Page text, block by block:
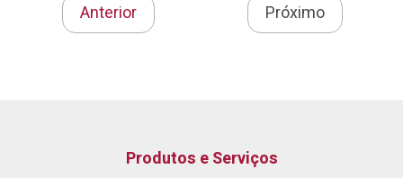
Anterior Próximo
Produtos e Serviços